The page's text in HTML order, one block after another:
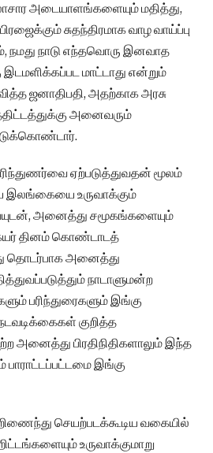
அடையாளங்களையும் மதித்து,
சுதந்திரமாக வாழ வாய்ப்பு
நமது நாடு எந்தவொரு இனவாத
இடமளிக்கப்பட மாட்டாது என்றும்
ஜனாதிபதி, அதற்காக அரசு
அனைவரும்
ஏற்படுத்துவதன் மூலம்
இலங்கையை உருவாக்கும்
அனைத்து சமூகங்களையும்
தினம் கொண்டாடத்
தொடர்பாக அனைத்து
நாடாளுமன்ற
பரிந்துரைகளும் இங்கு
குறித்த
அனைத்து பிரதிநிதிகளாலும் இந்த
பாராட்டப்பட்டமை இங்கு
செயற்படக்கூடிய வகையில்
உருவாக்குமாறு